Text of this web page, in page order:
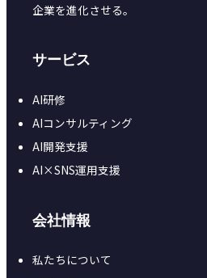
企業を進化させる。
サービス
AI研修
AIコンサルティング
AI開発支援
AI×SNS運用支援
会社情報
私たちについて